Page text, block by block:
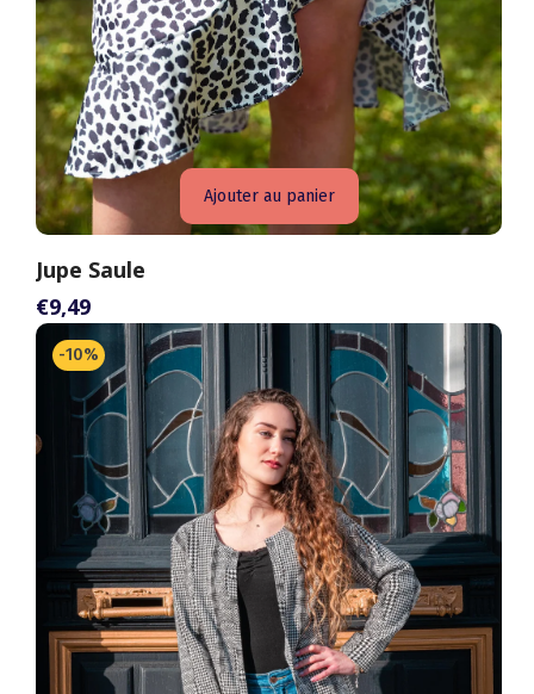
Ajouter au panier
Jupe Saule
€9,49
-10%